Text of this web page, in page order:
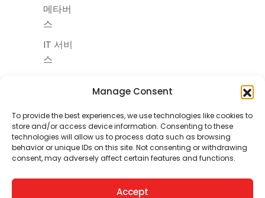
Manage Consent
To provide the best experiences, we use technologies like cookies to
store and/or access device information. Consenting to these
technologies will allow us to process data such as browsing
behavior or unique IDs on this site. Not consenting or withdrawing
consent, may adversely affect certain features and functions.
Accept
메타버
스
IT 서비
스
Copyright © itskorea, 2025
Terms and
Conditions
| Privacy
Policy